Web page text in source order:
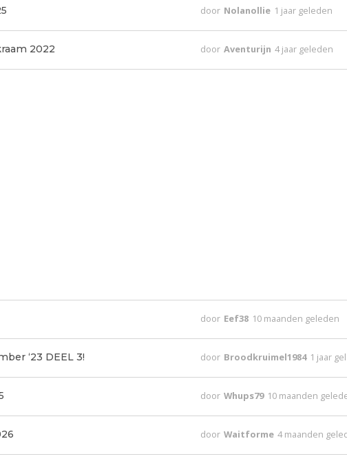
door Nolanollie 1 jaar geleden
2022 door Aventurijn 4 jaar geleden
door Eef38 10 maanden geleden
‘23 DEEL 3! door Broodkruimel1984 1 jaar
door Whups79 10 maanden
door Waitforme 4 maanden